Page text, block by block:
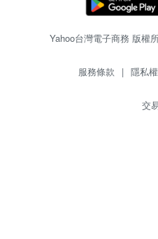
Yahoo台灣電子商務 版權
服務條款 | 隱私權
交